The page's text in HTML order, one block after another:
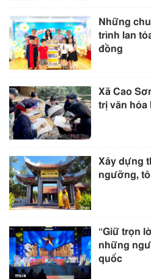
Những
trình lan
đồng
Xã Cao
trị văn hóa
Xây dựng
ngưỡng,
“Giữ trọn
những
quốc